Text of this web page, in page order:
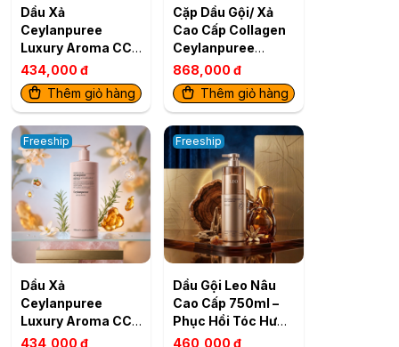
Dầu Xả
Ceylanpuree
Luxury Aroma CC5
1000ml – Giải Pháp
Cho Da Đầu Gàu
Ngứa, Tóc Khô Xơ
434,000 đ
Thêm giỏ hàng
Cặp Dầu Gội/ Xả
Cao Cấp Collagen
Ceylanpuree
Luxury Aroma
CS4/CC4 1000ml –
Kiểm Soát Dầu
868,000 đ
Thêm giỏ hàng
Freeship
Dầu Xả
Ceylanpuree
Luxury Aroma CC6
– Phục Hồi &
434,000 đ
Freeship
Dầu Gội Leo Nâu
Cao Cấp 750ml –
Phục Hồi Tóc Hư
Tổn, Cho Tóc Mềm
460,000 đ